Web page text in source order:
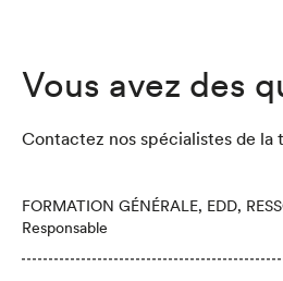
Vous avez des
Contactez nos spécialistes de la
FORMATION GÉNÉRALE, EDD,
Responsable